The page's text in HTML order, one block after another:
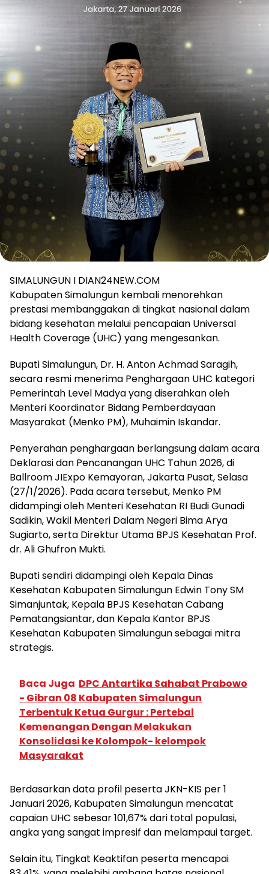
SIMALUNGUN I DIAN24NEW.COM
Kabupaten Simalungun kembali menorehkan
prestasi membanggakan di tingkat nasional dalam
bidang kesehatan melalui pencapaian Universal
Health Coverage (UHC) yang mengesankan.
Bupati Simalungun, Dr. H. Anton Achmad Saragih,
secara resmi menerima Penghargaan UHC kategori
Pemerintah Level Madya yang diserahkan oleh
Menteri Koordinator Bidang Pemberdayaan
Masyarakat (Menko PM), Muhaimin Iskandar.
Penyerahan penghargaan berlangsung dalam acara
Deklarasi dan Pencanangan UHC Tahun 2026, di
Ballroom JIExpo Kemayoran, Jakarta Pusat, Selasa
(27/1/2026). Pada acara tersebut, Menko PM
didampingi oleh Menteri Kesehatan RI Budi Gunadi
Sadikin, Wakil Menteri Dalam Negeri Bima Arya
Sugiarto, serta Direktur Utama BPJS Kesehatan Prof.
dr. Ali Ghufron Mukti.
Bupati sendiri didampingi oleh Kepala Dinas
Kesehatan Kabupaten Simalungun Edwin Tony SM
Simanjuntak, Kepala BPJS Kesehatan Cabang
Pematangsiantar, dan Kepala Kantor BPJS
Kesehatan Kabupaten Simalungun sebagai mitra
strategis.
Baca Juga DPC Antartika Sahabat Prabowo
- Gibran 08 Kabupaten Simalungun
Terbentuk Ketua Gurgur : Pertebal
Kemenangan Dengan Melakukan
Konsolidasi ke Kolompok- kelompok
Masyarakat
Berdasarkan data profil peserta JKN-KIS per 1
Januari 2026, Kabupaten Simalungun mencatat
capaian UHC sebesar 101,67% dari total populasi,
angka yang sangat impresif dan melampaui target.
Selain itu, Tingkat Keaktifan peserta mencapai